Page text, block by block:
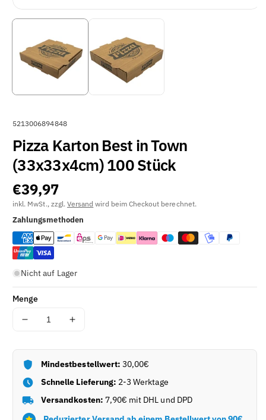
A
T
I
K
E
L
U
M
M
E
R
(
S
5213006894848
Pizza Karton Best in Town
(33x33x4cm) 100 Stück
€39,97
inkl. MwSt., zzgl. Versand wird beim Checkout berechnet.
Zahlungsmethoden
Nicht auf Lager
Menge
Menge
Pizza
Karton
Best
in
Town
(33x33x4cm)
Menge
Pizza
Karton
in
Town
Mindestbestellwert: 30,00€
Schnelle Lieferung: 2-3 Werktage
Versandkosten: 7,90€ mit DHL und DPD